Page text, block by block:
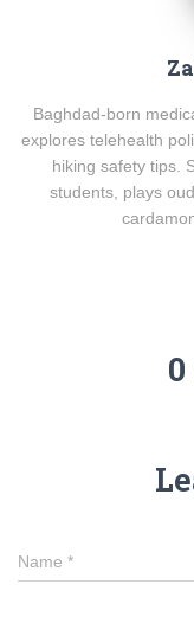
Baghdad-born
explores telehealth
hiking safety tips.
students, plays
Name *